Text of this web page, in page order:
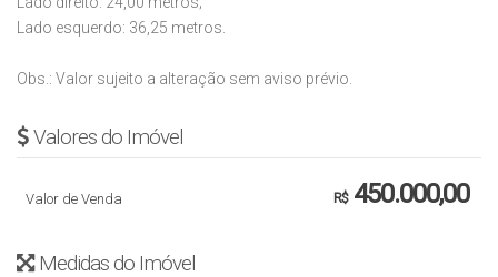
Lado esquerdo: 36,25 metros.
Obs.: Valor sujeito a alteração sem aviso prévio.
Valores do Imóvel
R$450.000,00
Valor de Venda
Medidas do Imóvel